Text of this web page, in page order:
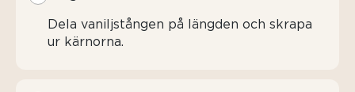
Dela vaniljstången på längden och skrapa
ur kärnorna.